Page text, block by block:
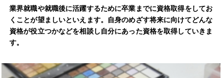
業界就職や就職後に活躍するために卒業までに資格取得をしてお
くことが望ましいといえます。自身のめざす将来に向けてどんな
資格が役立つかなどを相談し自分にあった資格を取得していきま
す。